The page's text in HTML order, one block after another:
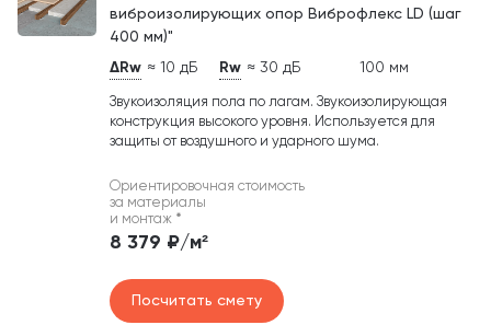
виброизолирующих опор Виброфлекс LD (шаг
400 мм)"
ΔRw ≈ 10 дБ Rw ≈ 30 дБ 100 мм
Звукоизоляция пола по лагам. Звукоизолирующая
конструкция высокого уровня. Используется для
защиты от воздушного и ударного шума.
Ориентировочная стоимость
за материалы
и монтаж *
8 379 ₽/м²
Посчитать смету